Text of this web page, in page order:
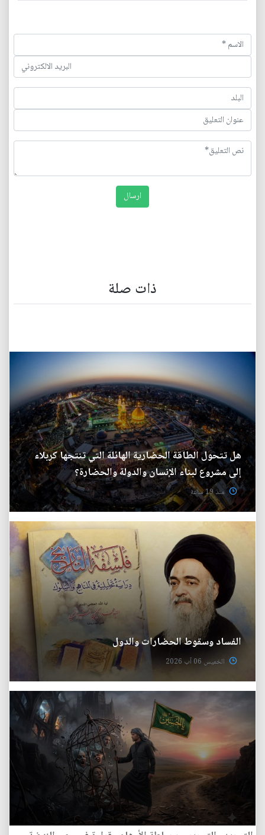
ذات صلة
هل تتحول الطاقة الحضارية الهائلة التي تنتجها كربلاء
إلى مشروع لبناء الإنسان والدولة والحضارة؟
منذ 19 ساعة
الفساد وسقوط الحضارات والدول
الخميس 06 آب 2026